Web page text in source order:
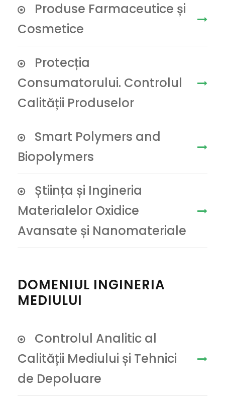
Produse Farmaceutice și
Cosmetice
Protecția
Consumatorului. Controlul
Calității Produselor
Smart Polymers and
Biopolymers
Știința și Ingineria
Materialelor Oxidice
Avansate și Nanomateriale
DOMENIUL INGINERIA
MEDIULUI
Controlul Analitic al
Calității Mediului și Tehnici
de Depoluare